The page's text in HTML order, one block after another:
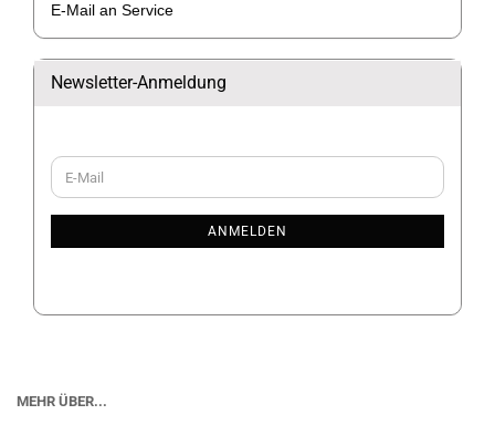
E-Mail an Service
Newsletter-Anmeldung
WEITER
ZUR
E-
Mail
ANMELDEN
MEHR ÜBER...